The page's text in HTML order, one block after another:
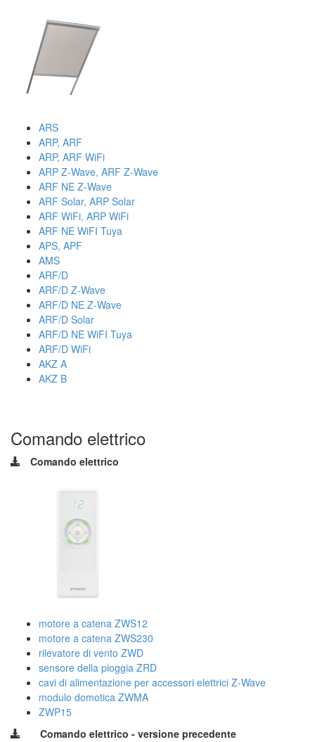
ARS
ARP, ARF
ARP, ARF WiFi
ARP Z-Wave, ARF Z-Wave
ARF NE Z-Wave
ARF Solar, ARP Solar
ARF WiFi, ARP WiFi
ARF NE WiFI Tuya
APS, APF
AMS
ARF/D
ARF/D Z-Wave
ARF/D NE Z-Wave
ARF/D Solar
ARF/D NE WiFI Tuya
ARF/D WiFi
AKZ A
AKZ B
Comando elettrico
Comando elettrico
motore a catena ZWS12
motore a catena ZWS230
rilevatore di vento ZWD
sensore della pioggia ZRD
cavi di alimentazione per accessori elettrici Z-Wave
modulo domotica ZWMA
ZWP15
Comando elettrico - versione precedente